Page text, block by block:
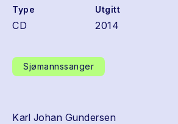
Type
CD
Utgitt
2014
Sjømannssanger
Karl Johan Gundersen